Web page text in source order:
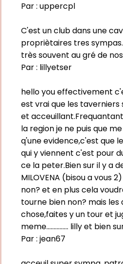
Par : uppercpl
C'est un club dans une
propriètaires tres
très souvent au gré de nos
Par : lillyetser
hello you effectivement
est vrai que les
et
la region je ne puis que
q'une evidence,c'est que
qui y viennent c'est pour
ce la peter.Bien sur il y a
MILOVENA (bisou a vous
non? et en plus cela
tourne bien non? mais les
chose,faites y un tour et
meme............... lilly et bien
Par : jean67